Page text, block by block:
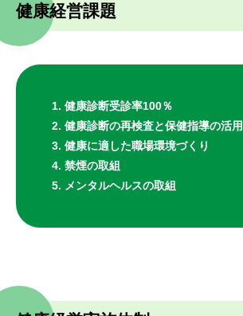
健康経営課題
健康診断受診率100％
健康診断の再検査と保健指導の活用
健康に適した職場環境づくり
禁煙の取組
メンタルヘルスの取組